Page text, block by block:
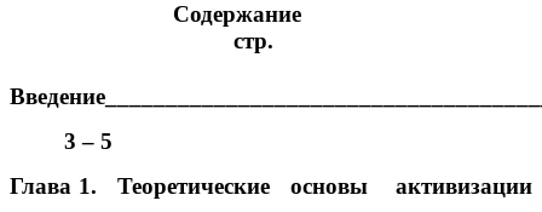
Содержание
стр.
3 – 5
Глава 1. Теоретические основы активизации